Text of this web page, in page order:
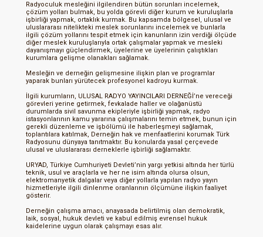
Radyoculuk mesleğini ilgilendiren bütün sorunları incelemek,
çözüm yolları bulmak, bu yolda görevli diğer kurum ve kuruluşlarla
işbirliği yapmak, ortaklık kurmak. Bu kapsamda bölgesel, ulusal ve
uluslararası nitelikteki meslek sorunlarını incelemek ve bunlarla
ilgili çözüm yollarını tespit etmek için kanunların izin verdiği ölçüde
diğer meslek kuruluşlarıyla ortak çalışmalar yapmak ve mesleki
dayanışmayı güçlendirmek, üyelerine ve üyelerinin çalıştıkları
kurumlara gelişme olanakları sağlamak.
Mesleğin ve derneğin gelişmesine ilişkin plan ve programlar
yaparak bunları yürütecek profesyonel kadroyu kurmak.
İlgili kurumların, ULUSAL RADYO YAYINCILARI DERNEĞİ’ne vereceği
görevleri yerine getirmek, fevkalade haller ve olağanüstü
durumlarda sivil savunma ekipleriyle işbirliği yapmak, radyo
istasyonlarının kamu yararına çalışmalarını temin etmek, bunun için
gerekli düzenleme ve işbölümü ile haberleşmeyi sağlamak,
toplantılara katılmak, Derneğin hak ve menfaatlerini korumak Türk
Radyosunu dünyaya tanıtmaktır. Bu konularda yasal çerçevede
ulusal ve uluslararası derneklerle işbirliği sağlamaktır.
URYAD, Türkiye Cumhuriyeti Devleti’nin yargı yetkisi altında her türlü
teknik, usul ve araçlarla ve her ne isim altında olursa olsun,
elektromanyetik dalgalar veya diğer yollarla yapılan radyo yayın
hizmetleriyle ilgili dinlenme oranlarının ölçümüne ilişkin faaliyet
gösterir.
Derneğin çalışma amacı, anayasada belirtilmiş olan demokratik,
laik, sosyal, hukuk devleti ve kabul edilmiş evrensel hukuk
kaidelerine uygun olarak çalışmayı esas alır.